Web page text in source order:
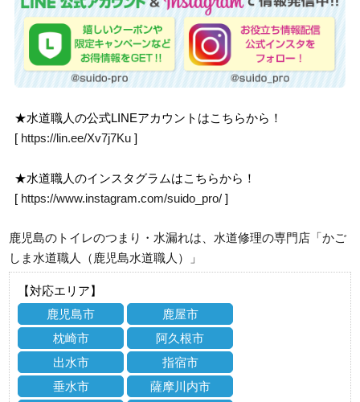
★水道職人の公式LINEアカウントはこちらから！
[ https://lin.ee/Xv7j7Ku ]
★水道職人のインスタグラムはこちらから！
[ https://www.instagram.com/suido_pro/ ]
鹿児島のトイレのつまり・水漏れは、水道修理の専門店「かご
しま水道職人（鹿児島水道職人）」
【対応エリア】
鹿児島市
鹿屋市
枕崎市
阿久根市
出水市
指宿市
垂水市
薩摩川内市